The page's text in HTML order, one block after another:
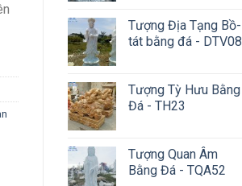
Tượng Địa Tạng Bồ-
tát bằng đá - DTV08
Tượng Tỳ Hưu Bằng
Đá - TH23
Tượng Quan Âm
Bằng Đá - TQA52